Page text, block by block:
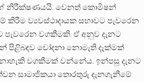
නිරීක්ෂණයයි. වෙනත් කොමිෂන්
ව්‍යවස්ථාදායක සභාවට පැවරෙන
පැවරෙන වගකීමකි. ඒ අනුව දැනට
පිළිබඳව චෝදනා නොමැති දැක්මක්
වගකීමක් වන්නේය. ඉන්පසු දැනට
සාමාජිකයා තොරතුරු දැනගැනීමේ